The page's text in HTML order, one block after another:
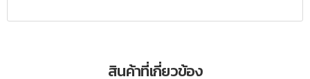
สินค้าที่เกี่ยวข้อง